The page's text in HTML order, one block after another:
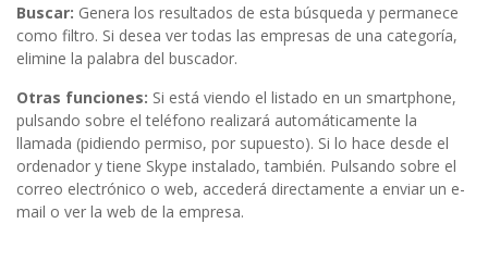
Buscar: Genera los resultados de esta búsqueda y permanece
como filtro. Si desea ver todas las empresas de una categoría,
elimine la palabra del buscador.
Otras funciones: Si está viendo el listado en un smartphone,
pulsando sobre el teléfono realizará automáticamente la
llamada (pidiendo permiso, por supuesto). Si lo hace desde el
ordenador y tiene Skype instalado, también. Pulsando sobre el
correo electrónico o web, accederá directamente a enviar un e-
mail o ver la web de la empresa.